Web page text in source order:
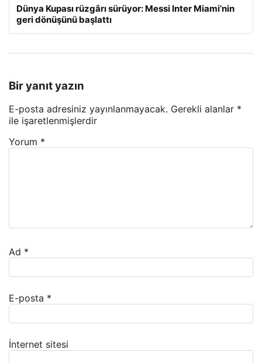
Dünya Kupası rüzgârı sürüyor: Messi Inter Miami’nin
geri dönüşünü başlattı
Bir yanıt yazın
E-posta adresiniz yayınlanmayacak. Gerekli alanlar *
ile işaretlenmişlerdir
Yorum *
Ad *
E-posta *
İnternet sitesi